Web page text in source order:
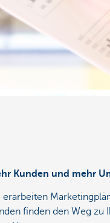
Kunden und mehr
erarbeiten
finden den Weg zu